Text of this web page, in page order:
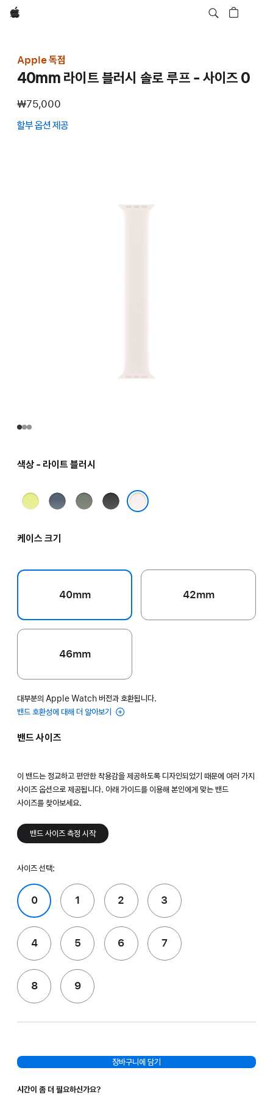
Apple
Apple 독점
40mm 라이트 블러시 솔로 루프 - 사이즈 0
₩75,000
할부 옵션 제공
색상 - 라이트 블러시
네온
앵커
그린
블랙
케이스 크기
40mm 42mm
46mm
대부분의 Apple Watch 버전과 호환됩니다.
밴드 호환성에 대해 더 알아보기
밴드 사이즈
이 밴드는 정교하고 편안한 착용감을 제공하도록 디자인되었기 때문에 여러 가지
사이즈 옵션으로 제공됩니다. 아래 가이드를 이용해 본인에게 맞는 밴드
사이즈를 찾아보세요.
밴드 사이즈 측정 시작
사이즈 선택:
0 1 2 3
4 5 6 7
8 9
장바구니에 담기
시간이 좀 더 필요하신가요?